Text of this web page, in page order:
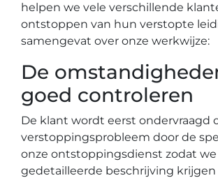
helpen we vele verschillende
ontstoppen van hun verstopte
samengevat over onze werkwijze:
De
goed controleren
De klant wordt eerst ondervraagd
verstoppingsprobleem door de
onze ontstoppingsdienst zodat we
gedetailleerde beschrijving krijgen